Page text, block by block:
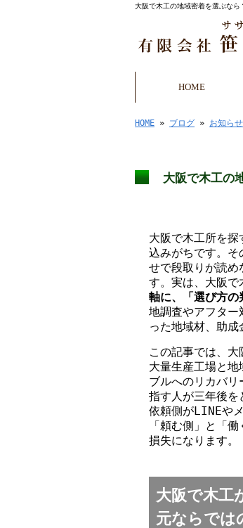
大阪で木工の地域密着を選ぶな
HOME
HOME » ブログ » お知らせ
大阪で木工の
大阪で木工所を探
込みがちです。そ
せで段取りが読め
す。実は、大阪で
軸に、「選び方の
地調査やアフター
った地域材、助成
この記事では、大
大量生産工場と
ブルへのリカバ
指す人が三年後を
依頼側がLINEや
「頼む側」と「
損失になります。
大阪で木工
元ならでは